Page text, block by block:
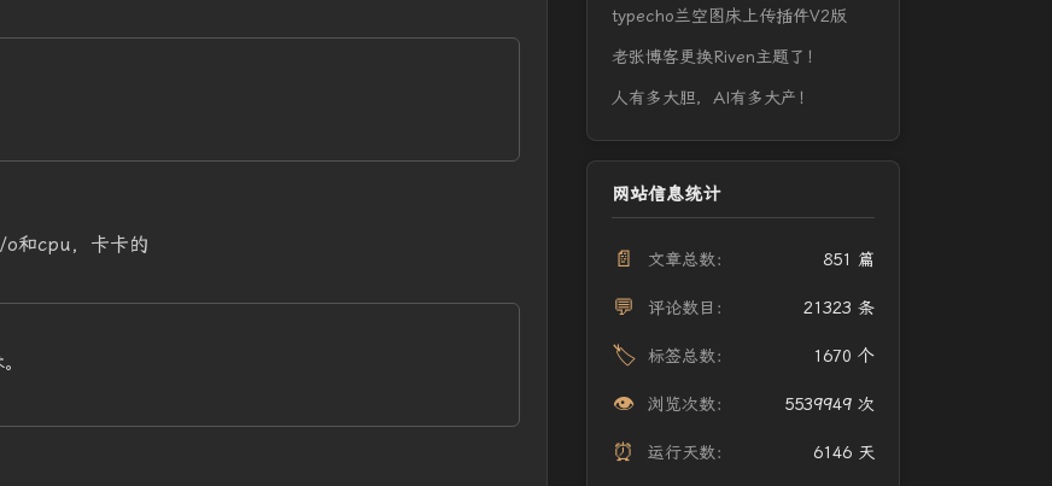
和cpu，卡卡的
typecho兰空图床上传插件V2版
老张博客更换Riven主题了！
人有多大胆，AI有多大产！
网站信息统计
📄 文章总数： 851 篇
💬 评论数目： 21323 条
🏷️ 标签总数： 1670 个
👁️ 浏览次数： 5539949 次
⏰ 运行天数： 6146 天